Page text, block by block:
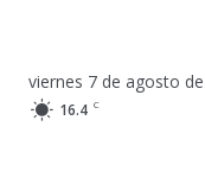
viernes 7 de agosto
16.4 C